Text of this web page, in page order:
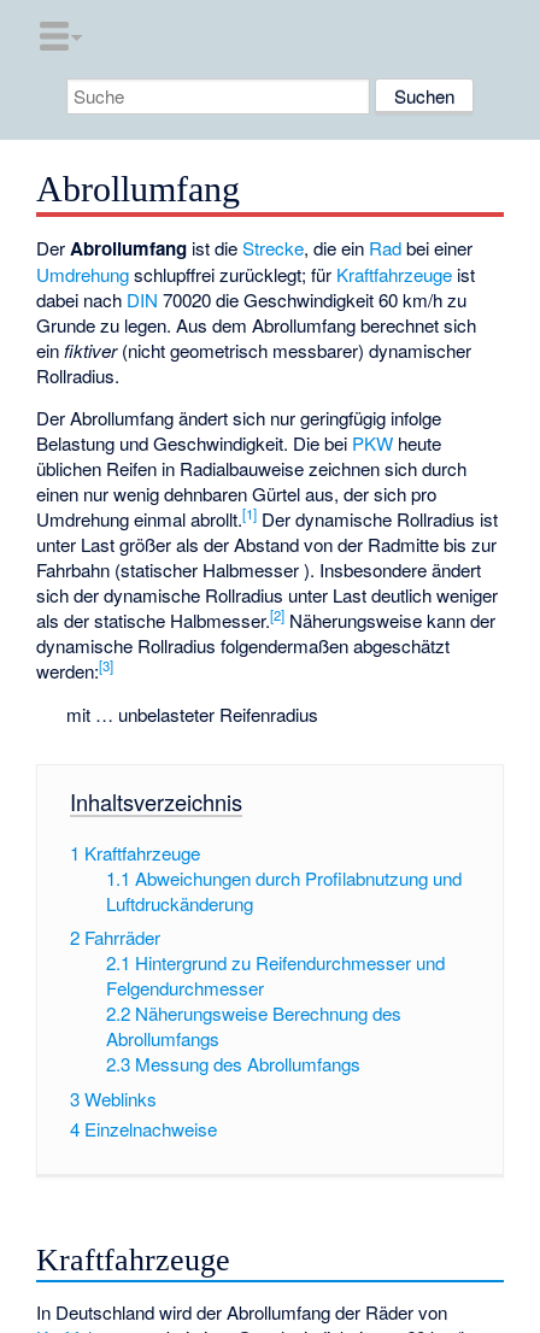
Abrollumfang
DerAbrollumfang ist dieStrecke, die ein Radbei einer
Umdrehungschlupffrei zurücklegt; für Kraftfahrzeuge ist
dabei nach DIN 70020 die Geschwindigkeit 60 km/h zu
Grunde zu legen. Aus dem Abrollumfang berechnet sich
einfiktiver(nicht geometrisch messbarer) dynamischer
Rollradius.
Der Abrollumfang ändert sich nur geringfügig infolge
Belastung und Geschwindigkeit. Die bei PKW heute
üblichen Reifen in Radialbauweise zeichnen sich durch
einen nur wenig dehnbaren Gürtel aus, der sich pro
Umdrehung einmal abrollt.[1] Der dynamische Rollradius ist
unter Last größer als der Abstand von der Radmitte bis zur
Fahrbahn (statischer Halbmesser). Insbesondere ändert
sich der dynamische Rollradius unter Last deutlich weniger
als der statische Halbmesser.[2] Näherungsweise kann der
dynamische Rollradius folgendermaßen abgeschätzt
werden:[3]
mit … unbelasteter Reifenradius
Inhaltsverzeichnis
1 Kraftfahrzeuge
1.1 Abweichungen durch Profilabnutzung und
Luftdruckänderung
2 Fahrräder
2.1 Hintergrund zu Reifendurchmesser und
Felgendurchmesser
2.2 Näherungsweise Berechnung des
Abrollumfangs
2.3 Messung des Abrollumfangs
3Weblinks
4 Einzelnachweise
Kraftfahrzeuge
In Deutschland wird der Abrollumfang der Räder von